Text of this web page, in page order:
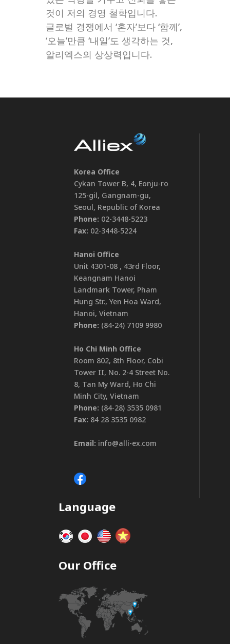
것이 저의 경영 철학입니다.
글로벌 경쟁에서 ‘혼자’보다 ‘함께’,
‘오늘’만큼 ‘내일’도 생각하는 것,
알리엑스의 상상력입니다.
Korea Office
Cykan Tower B, 4, Eonju-ro
125-gil, Gangnam-gu,
Seoul, Republic of Korea
Phone: 02-3448-5223
Fax: 02-3448-5224
Hanoi Office
Unit 4301-08 , 43rd Floor,
Keangnam Hanoi
Landmark Tower, Pham
Hung Str., Yen Hoa Ward,
Hanoi, Vietnam
Phone: (84-24) 7109 9980
Ho Chi Minh Office
Room 802, 8th Floor, Cobi
Tower II, No. 2-4 Street No.
8, Tan My Ward, Ho Chi
Minh City, Vietnam
Phone: (84-28) 3535 0981
Fax: 84 28 3535 0982
Email: info@alli-ex.com
Language
Our Office